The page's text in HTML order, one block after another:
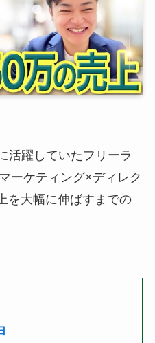
活躍していたフリーラ
ーケティング×ディレク
を大幅に伸ばすまでの